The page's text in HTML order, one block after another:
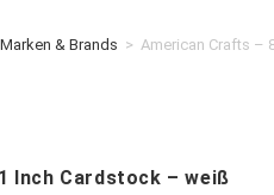
Marken & Brands > American Crafts –
Inch Cardstock – weiß